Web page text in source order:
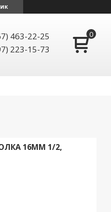
463-22-25
223-15-73
16ММ 1/2,